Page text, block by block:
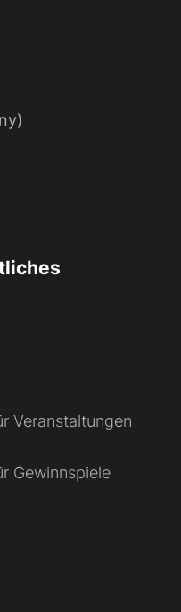
Veranstaltungen
Gewinnspiele